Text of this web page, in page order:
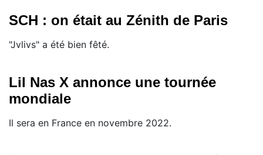
SCH : on était au Zénith de Paris
"Jvlivs" a été bien fêté.
Lil Nas X annonce une tournée
mondiale
Il sera en France en novembre 2022.